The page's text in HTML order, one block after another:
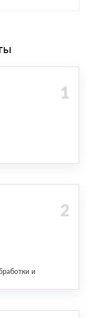
и